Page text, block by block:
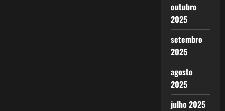
outubro
2025
setembro
2025
agosto
2025
julho 2025